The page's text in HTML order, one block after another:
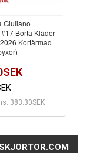
Giuliano
Borta Kläder
Kortärmad
383.30SEK